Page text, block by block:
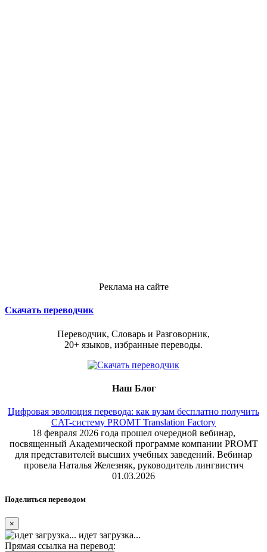
Реклама на сайте
Скачать переводчик
Переводчик, Словарь и Разговорник,
20+ языков, избранные переводы.
Наш Блог
Цифровая эволюция перевода: как вузам бесплатно получить
CAT-систему PROMT Translation Factory
18 февраля 2026 года прошел очередной вебинар,
посвященный Академической программе компании PROMT
для представителей высших учебных заведений. Вебинар
провела Наталья Железняк, руководитель лингвистич
01.03.2026
Поделиться переводом
×
идет загрузка...
Прямая ссылка на перевод: